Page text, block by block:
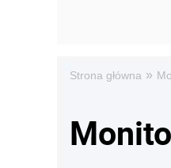
Strona główna »